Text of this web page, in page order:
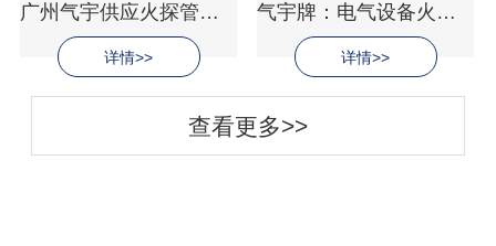
广州气宇供应火探管七氟丙烷感温自启灭火装置 变压器 机柜气体灭火
详情>>
气宇牌：电气设备火灾防控中的探火管灭火装置
详情>>
查看更多>>